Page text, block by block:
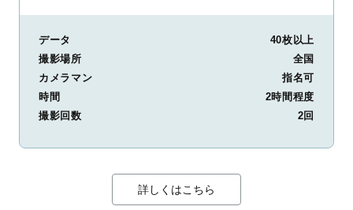
データ
40枚以上
撮影場所
全国
カメラマン
指名可
時間
2時間程度
撮影回数
2回
詳しくはこちら